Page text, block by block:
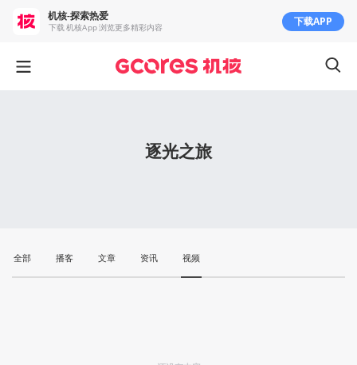
逐光之旅
全部 播客 文章 资讯 视频
机核-探索热爱
下载 机核App 浏览更多精彩内容 下载APP